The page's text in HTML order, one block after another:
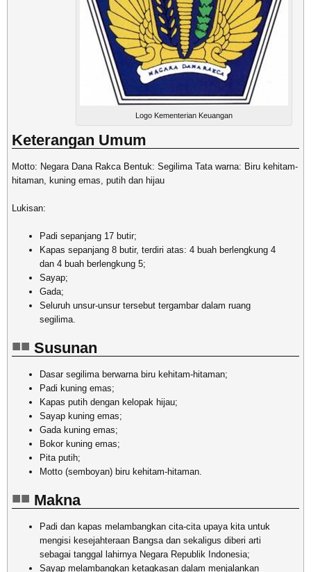
Logo Kementerian Keuangan
Keterangan Umum
Motto: Negara Dana Rakca Bentuk: Segilima Tata warna: Biru kehitam-
hitaman, kuning emas, putih dan hijau
Lukisan:
Padi sepanjang 17 butir;
Kapas sepanjang 8 butir, terdiri atas: 4 buah berlengkung 4
dan 4 buah berlengkung 5;
Sayap;
Gada;
Seluruh unsur-unsur tersebut tergambar dalam ruang
segilima.
Susunan
Dasar segilima berwarna biru kehitam-hitaman;
Padi kuning emas;
Kapas putih dengan kelopak hijau;
Sayap kuning emas;
Gada kuning emas;
Bokor kuning emas;
Pita putih;
Motto (semboyan) biru kehitam-hitaman.
Makna
Padi dan kapas melambangkan cita-cita upaya kita untuk
mengisi kesejahteraan Bangsa dan sekaligus diberi arti
sebagai tanggal lahirnya Negara Republik Indonesia;
Sayap melambangkan ketagkasan dalam menjalankan